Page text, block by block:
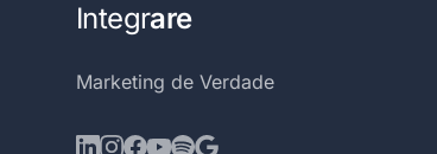
Integrare
Marketing de Verdade